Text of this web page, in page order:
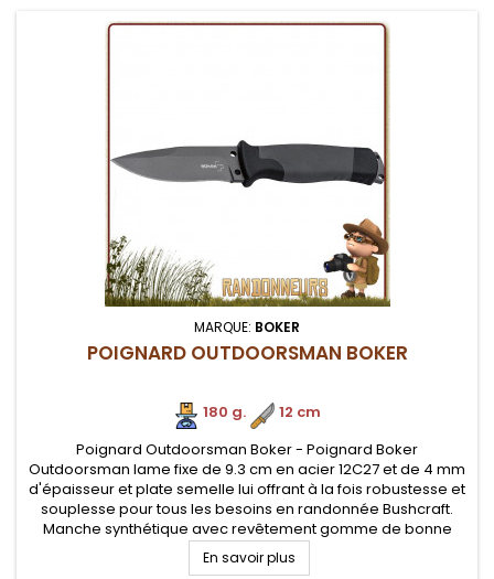
MARQUE: BOKER
POIGNARD OUTDOORSMAN BOKER
180 g.
12 cm
Poignard Outdoorsman Boker - Poignard Boker
Outdoorsman lame fixe de 9.3 cm en acier 12C27 et de 4 mm
d'épaisseur et plate semelle lui offrant à la fois robustesse et
souplesse pour tous les besoins en randonnée Bushcraft.
Manche synthétique avec revêtement gomme de bonne
prises en mains. Etui de type Cordura
En savoir plus